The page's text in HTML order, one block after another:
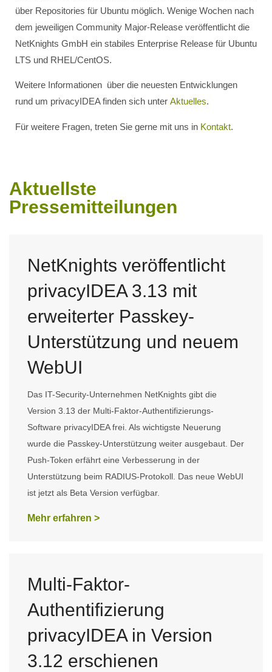
über Repositories für Ubuntu möglich. Wenige Wochen nach
dem jeweiligen Community Major-Release veröffentlicht die
NetKnights GmbH ein stabiles Enterprise Release für Ubuntu
LTS und RHEL/CentOS.
Weitere Informationen über die neuesten Entwicklungen
rund um privacyIDEA finden sich unter Aktuelles.
Für weitere Fragen, treten Sie gerne mit uns in Kontakt.
Aktuellste
Pressemitteilungen
NetKnights veröffentlicht
privacyIDEA 3.13 mit
erweiterter Passkey-
Unterstützung und neuem
WebUI
Das IT-Security-Unternehmen NetKnights gibt die
Version 3.13 der Multi-Faktor-Authentifizierungs-
Software privacyIDEA frei. Als wichtigste Neuerung
wurde die Passkey-Unterstützung weiter ausgebaut. Der
Push-Token erfährt eine Verbesserung in der
Unterstützung beim RADIUS-Protokoll. Das neue WebUI
ist jetzt als Beta Version verfügbar.
Mehr erfahren >
Multi-Faktor-
Authentifizierung
privacyIDEA in Version
3.12 erschienen